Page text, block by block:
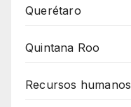
Querétaro
Quintana Roo
Recursos humanos